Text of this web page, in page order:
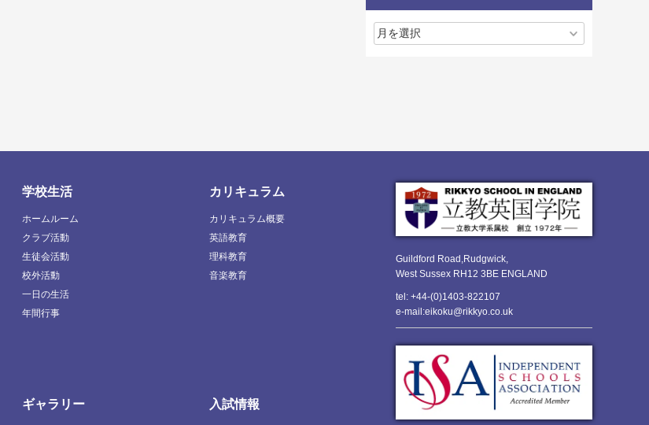
Guildford Road,Rudgwick,
West Sussex RH12 3BE ENGLAND
tel: +44-(0)1403-822107
e-mail:eikoku@rikkyo.co.uk
学校生活
ホームルーム
クラブ活動
生徒会活動
校外活動
一日の生活
年間行事
カリキュラム
カリキュラム概要
英語教育
理科教育
音楽教育
ギャラリー 入試情報